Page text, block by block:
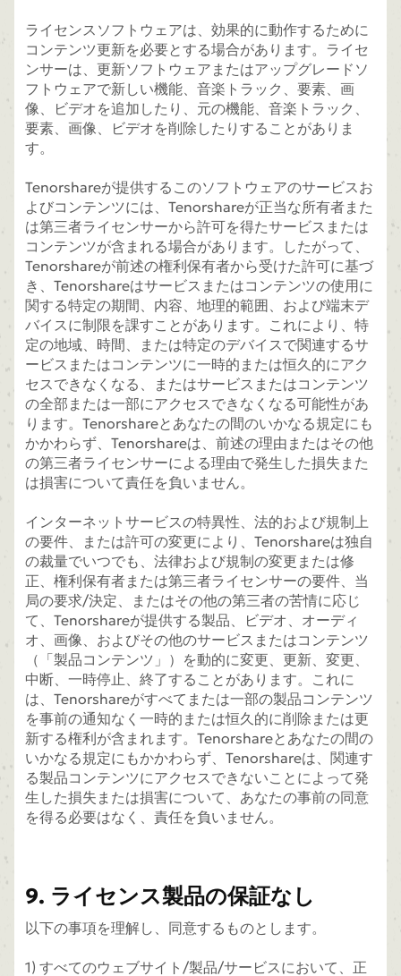
ライセンスソフトウェアは、効果的に動作するために
コンテンツ更新を必要とする場合があります。ライセ
ンサーは、更新ソフトウェアまたはアップグレードソ
フトウェアで新しい機能、音楽トラック、要素、画
像、ビデオを追加したり、元の機能、音楽トラック、
要素、画像、ビデオを削除したりすることがありま
す。
Tenorshareが提供するこのソフトウェアのサービスお
よびコンテンツには、Tenorshareが正当な所有者また
は第三者ライセンサーから許可を得たサービスまたは
コンテンツが含まれる場合があります。したがって、
Tenorshareが前述の権利保有者から受けた許可に基づ
き、Tenorshareはサービスまたはコンテンツの使用に
関する特定の期間、内容、地理的範囲、および端末デ
バイスに制限を課すことがあります。これにより、特
定の地域、時間、または特定のデバイスで関連するサ
ービスまたはコンテンツに一時的または恒久的にアク
セスできなくなる、またはサービスまたはコンテンツ
の全部または一部にアクセスできなくなる可能性があ
ります。Tenorshareとあなたの間のいかなる規定にも
かかわらず、Tenorshareは、前述の理由またはその他
の第三者ライセンサーによる理由で発生した損失また
は損害について責任を負いません。
インターネットサービスの特異性、法的および規制上
の要件、または許可の変更により、Tenorshareは独自
の裁量でいつでも、法律および規制の変更または修
正、権利保有者または第三者ライセンサーの要件、当
局の要求/決定、またはその他の第三者の苦情に応じ
て、Tenorshareが提供する製品、ビデオ、オーディ
オ、画像、およびその他のサービスまたはコンテンツ
（「製品コンテンツ」）を動的に変更、更新、変更、
中断、一時停止、終了することがあります。これに
は、Tenorshareがすべてまたは一部の製品コンテンツ
を事前の通知なく一時的または恒久的に削除または更
新する権利が含まれます。Tenorshareとあなたの間の
いかなる規定にもかかわらず、Tenorshareは、関連す
る製品コンテンツにアクセスできないことによって発
生した損失または損害について、あなたの事前の同意
を得る必要はなく、責任を負いません。
9. ライセンス製品の保証なし
以下の事項を理解し、同意するものとします。
1) すべてのウェブサイト/製品/サービスにおいて、正